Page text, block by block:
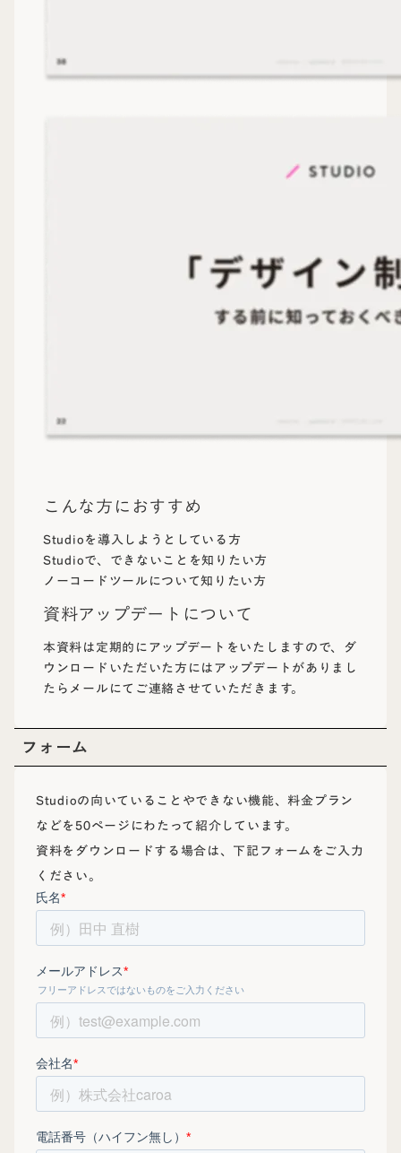
こんな方におすすめ
Studioを導入しようとしている方
Studioで、できないことを知りたい方
ノーコードツールについて知りたい方
資料アップデートについて
本資料は定期的にアップデートをいたしますので、ダ
ウンロードいただいた方にはアップデートがありまし
たらメールにてご連絡させていただきます。
フォーム
Studioの向いていることやできない機能、料金プラン
などを50ページにわたって紹介しています。
資料をダウンロードする場合は、下記フォームをご入力
ください。